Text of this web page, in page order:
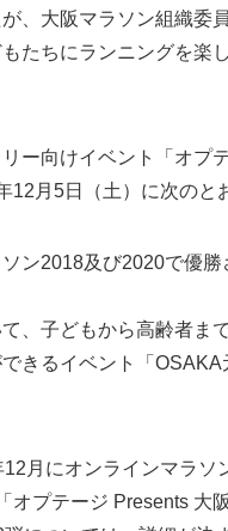
、大阪マラソン組織委
たちにランニングを
ー向けイベント「オプ
月5日（土）に次のと
ン2018及び2020で優
、子どもから高齢者ま
きるイベント「
月にオンラインマラソ
オプテージ Presents 大